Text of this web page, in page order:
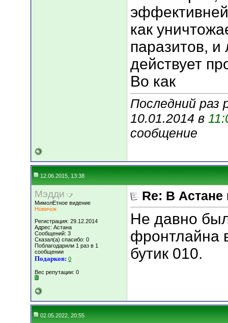
как
паразитов,
действует
Во как
Последний раз
10.01.2014 в
сообщение
12.06.2015, 13:38
Мэдди
МимолЕтное видение
Новичок
Регистрация: 29.12.2014
Адрес: Астана
Сообщений: 3
Сказал(а) спасибо: 0
Поблагодарили 1 раз в 1
сообщении
Подарков: 0
Вес репутации: 0
Re: В Астане
Не давно
фронтлайна
бутик 010.
02.05.2022, 20:55